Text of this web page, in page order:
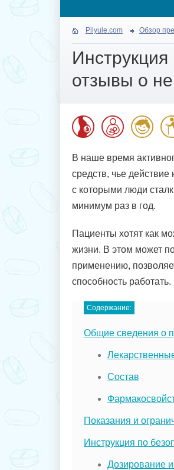
Pilyule.com Обзор
отзывы о
В наше время
средств, чье
с которыми люди
минимум раз в год.
Пациенты хотят как
жизни. В этом может
применению,
способность работать.
Содержание:
Общие сведения о
Состав
Показания и
Инструкция по
Дозирование